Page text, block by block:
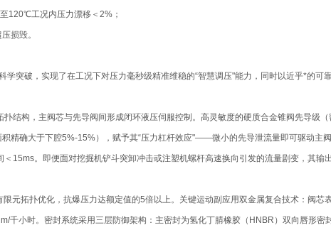
120℃工况内压力漂移＜2%；
损毁。
突破，实现了在工况下对压力毫秒级精准维稳的“智慧调压"能力，同时以近乎*的可
结构，主阀芯与先导阀间形成闭环液压伺服控制。高灵敏度的硬质合金锥阀先导级
精确大于下腔5%-15%），赋予其“压力杠杆效应"——微小的先导泄流量即可驱动主
15ms。即便面对挖掘机铲斗突卸冲击或注塑机螺杆高速换向引发的流量剧变，其输
元拓扑优化，抗爆压力达额定值的5倍以上。关键运动副应用双金属复合技术：阀芯
小时。密封系统采用三层防御架构：主密封为氢化丁腈橡胶（HNBR）双向唇形密